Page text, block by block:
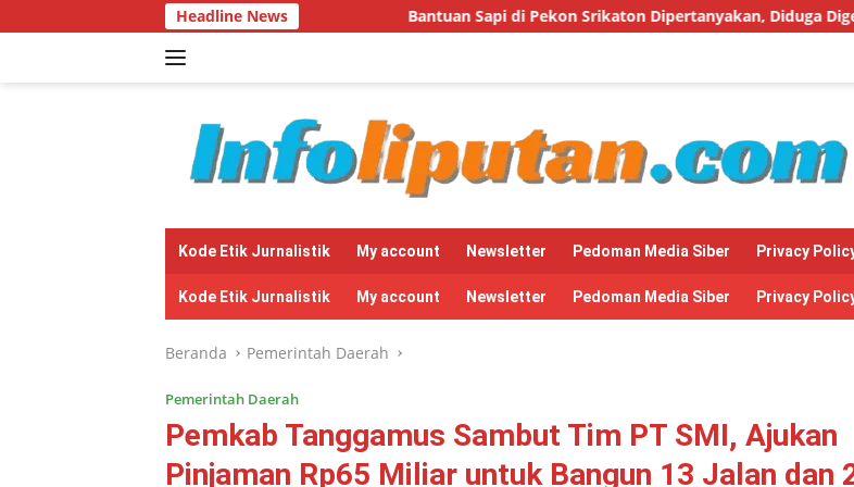
ke
Headline NewsBantuan Sapi di Pekon Srikaton Dipertanyakan, Diduga Digelapkan Ketua
Kode Etik Jurnalistik My account Newsletter Pedoman Media Siber Privacy
Kode Etik Jurnalistik My account Newsletter Pedoman Media Siber Privacy
Beranda Pemerintah Daerah
Pemerintah Daerah
Pemkab Tanggamus Sambut Tim PT SMI, Ajukan
Pinjaman Rp65 Miliar untuk Bangun 13 Jalan dan